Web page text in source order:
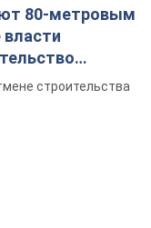
80-метровым
строительства